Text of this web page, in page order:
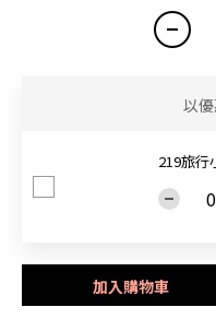
以
219旅行
加入購物車